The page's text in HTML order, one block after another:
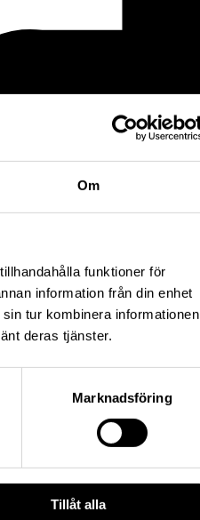
Om
funktioner för
information från din enhet
tur kombinera informationen
deras tjänster.
Marknadsföring
Tillåt alla